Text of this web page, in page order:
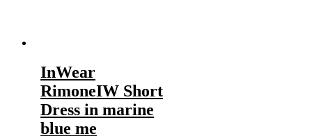
InWear
RimoneIW Short
Dress in marine
blue me